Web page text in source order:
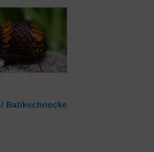
Batikschnecke